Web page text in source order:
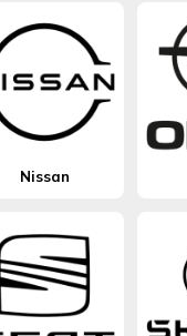
Nissan